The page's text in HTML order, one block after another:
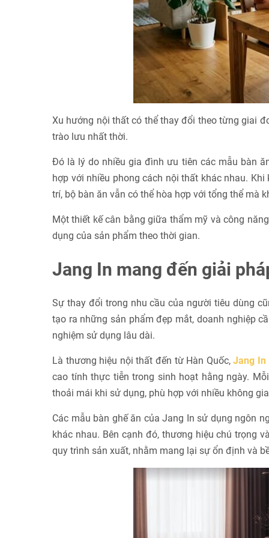
Xu hướng nội thất có thể thay đổi theo từng giai
trào lưu nhất thời.
Đó là lý do nhiều gia đình ưu tiên các mẫu bàn
hợp với nhiều phong cách nội thất khác nhau.
trí, bộ bàn ăn vẫn có thể hòa hợp với tổng thể mà
Một thiết kế cân bằng giữa thẩm mỹ và công
dụng của sản phẩm theo thời gian.
Jang In mang đến giải
Sự thay đổi trong nhu cầu của người tiêu dùng
tạo ra những sản phẩm đẹp mắt, doanh nghiệp
nghiệm sử dụng lâu dài.
Là thương hiệu nội thất đến từ Hàn Quốc,Jang In
cao tính thực tiễn trong sinh hoạt hằng ngày.
thoải mái khi sử dụng, phù hợp với nhiều không
Các mẫu bàn ghế ăn của Jang In sử dụng ngôn
khác nhau. Bên cạnh đó, thương hiệu chú trọng
quy trình sản xuất, nhằm mang lại sự ổn định và